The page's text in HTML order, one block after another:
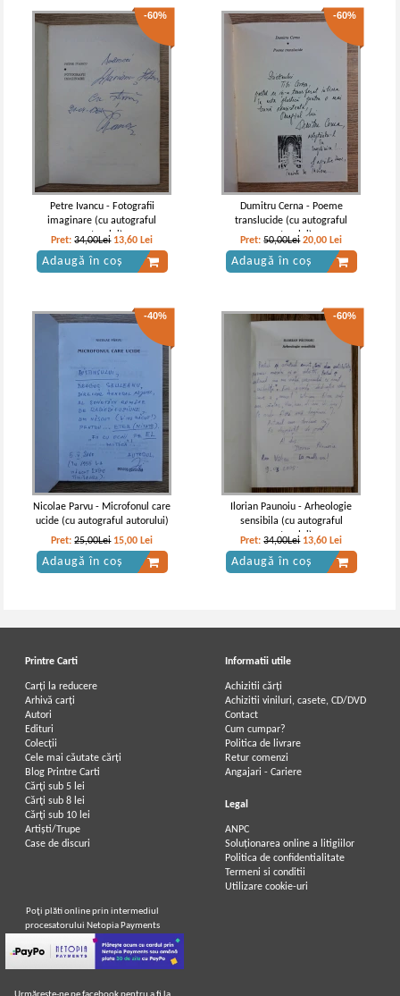
-60%
Petre Ivancu - Fotografii
imaginare (cu autograful
autorului)
Pret:34,00Lei 13,60 Lei
Adaugă în coș
-60%
Dumitru Cerna - Poeme
translucide (cu autograful
autorului)
Pret:50,00Lei 20,00 Lei
Adaugă în coș
-40%
Nicolae Parvu - Microfonul care
ucide (cu autograful autorului)
Pret:25,00Lei 15,00 Lei
Adaugă în coș
-60%
Ilorian Paunoiu - Arheologie
sensibila (cu autograful
autorului)
Pret:34,00Lei 13,60 Lei
Adaugă în coș
Printre Carti
Carți la reducere
Arhivă carți
Autori
Edituri
Colecții
Cele mai căutate cărți
Blog Printre Carti
Cărţi sub 5 lei
Cărţi sub 8 lei
Cărţi sub 10 lei
Artiști/Trupe
Case de discuri
Informatii utile
Achizitii cărți
Achizitii viniluri, casete, CD/DVD
Contact
Cum cumpar?
Politica de livrare
Retur comenzi
Angajari - Cariere
Legal
ANPC
Soluționarea online a litigiilor
Politica de confidentialitate
Termeni si conditii
Utilizare cookie-uri
Poţi plăti online prin intermediul
procesatorului Netopia Payments